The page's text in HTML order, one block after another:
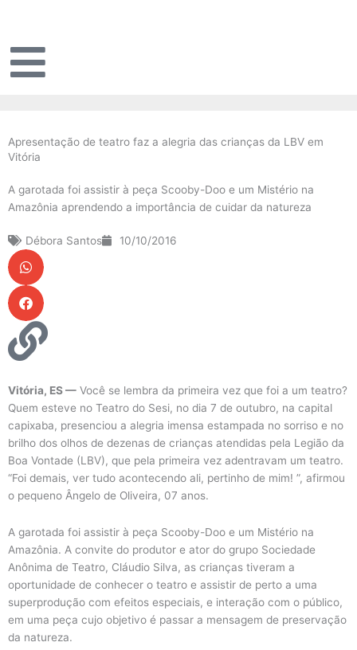
conteúdo
Apresentação de teatro faz a alegria das crianças da LBV em
Vitória
A garotada foi assistir à peça Scooby-Doo e um Mistério na
Amazônia aprendendo a importância de cuidar da natureza
Débora Santos 10/10/2016
Vitória, ES — Você se lembra da primeira vez que foi a um teatro?
Quem esteve no Teatro do Sesi, no dia 7 de outubro, na capital
capixaba, presenciou a alegria imensa estampada no sorriso e no
brilho dos olhos de dezenas de crianças atendidas pela Legião da
Boa Vontade (LBV), que pela primeira vez adentravam um teatro.
“Foi demais, ver tudo acontecendo ali, pertinho de mim! ”, afirmou
o pequeno Ângelo de Oliveira, 07 anos.
A garotada foi assistir à peça Scooby-Doo e um Mistério na
Amazônia. A convite do produtor e ator do grupo Sociedade
Anônima de Teatro, Cláudio Silva, as crianças tiveram a
oportunidade de conhecer o teatro e assistir de perto a uma
superprodução com efeitos especiais, e interação com o público,
em uma peça cujo objetivo é passar a mensagem de preservação
da natureza.